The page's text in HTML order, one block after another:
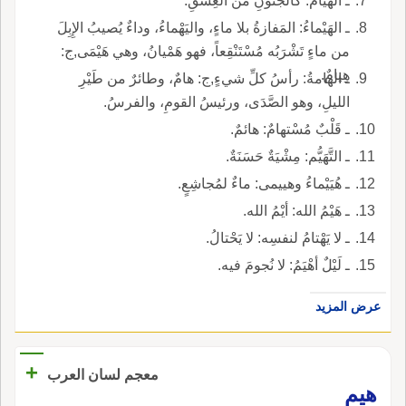
ـ الهَيْماءُ: المَفازةُ بلا ماءٍ، واليَهْماءُ، وداءٌ يُصيبُ الإِبِلَ
من ماءٍ تَشْرَبُه مُسْتَنْقِعاً، فهو هَمْيانُ، وهي هَيْمَى,ج:
هِيامٌ.
ـ الهامةُ: رأسُ كلِّ شيءٍ,ج: هامٌ، وطائرٌ من طَيْرِ
الليلِ، وهو الصَّدَى، ورئيسُ القومِ، والفرسُ.
ـ قَلْبٌ مُسْتهامٌ: هائمٌ.
ـ التَّهَيُّم: مِشْيَةٌ حَسَنَةٌ.
ـ هُيَيْماءُ وهييمى: ماءٌ لمُجاشِعٍ.
ـ هَيْمُ الله: أيْمُ الله.
ـ لا يَهْتامُ لنفسِه: لا يَحْتالُ.
ـ لَيْلٌ أهْيَمُ: لا نُجومَ فيه.
عرض المزيد
معجم لسان العرب
+
هيم